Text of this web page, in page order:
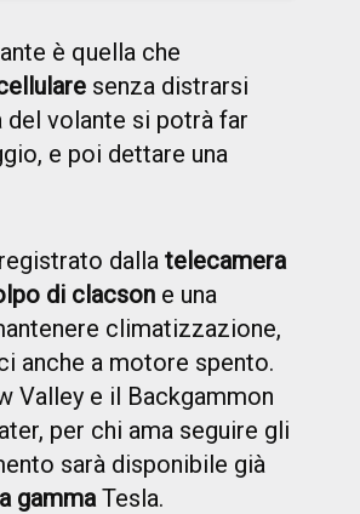
è quella che
senza distrarsi
del volante si potrà far
e poi dettare una
dalla telecamera
di clacson e una
climatizzazione,
anche a motore spento.
Valley e il Backgammon
per chi ama seguire gli
sarà disponibile già
gamma Tesla.